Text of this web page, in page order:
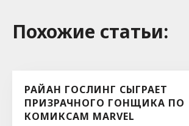
Похожие cтатьи:
РАЙАН ГОСЛИНГ СЫГРАЕТ
ПРИЗРАЧНОГО ГОНЩИКА ПО
КОМИКСАМ MARVEL